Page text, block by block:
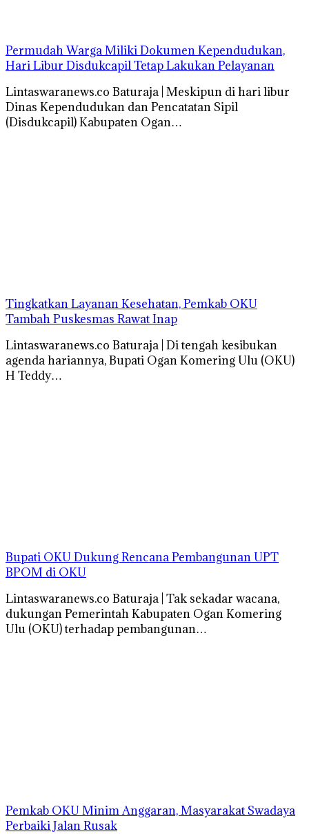
Permudah Warga Miliki Dokumen Kependudukan,
Hari Libur Disdukcapil Tetap Lakukan Pelayanan
Lintaswaranews.co Baturaja | Meskipun di hari libur
Dinas Kependudukan dan Pencatatan Sipil
(Disdukcapil) Kabupaten Ogan…
Tingkatkan Layanan Kesehatan, Pemkab OKU
Tambah Puskesmas Rawat Inap
Lintaswaranews.co Baturaja | Di tengah kesibukan
agenda hariannya, Bupati Ogan Komering Ulu (OKU)
H Teddy…
Bupati OKU Dukung Rencana Pembangunan UPT
BPOM di OKU
Lintaswaranews.co Baturaja | Tak sekadar wacana,
dukungan Pemerintah Kabupaten Ogan Komering
Ulu (OKU) terhadap pembangunan…
Pemkab OKU Minim Anggaran, Masyarakat Swadaya
Perbaiki Jalan Rusak